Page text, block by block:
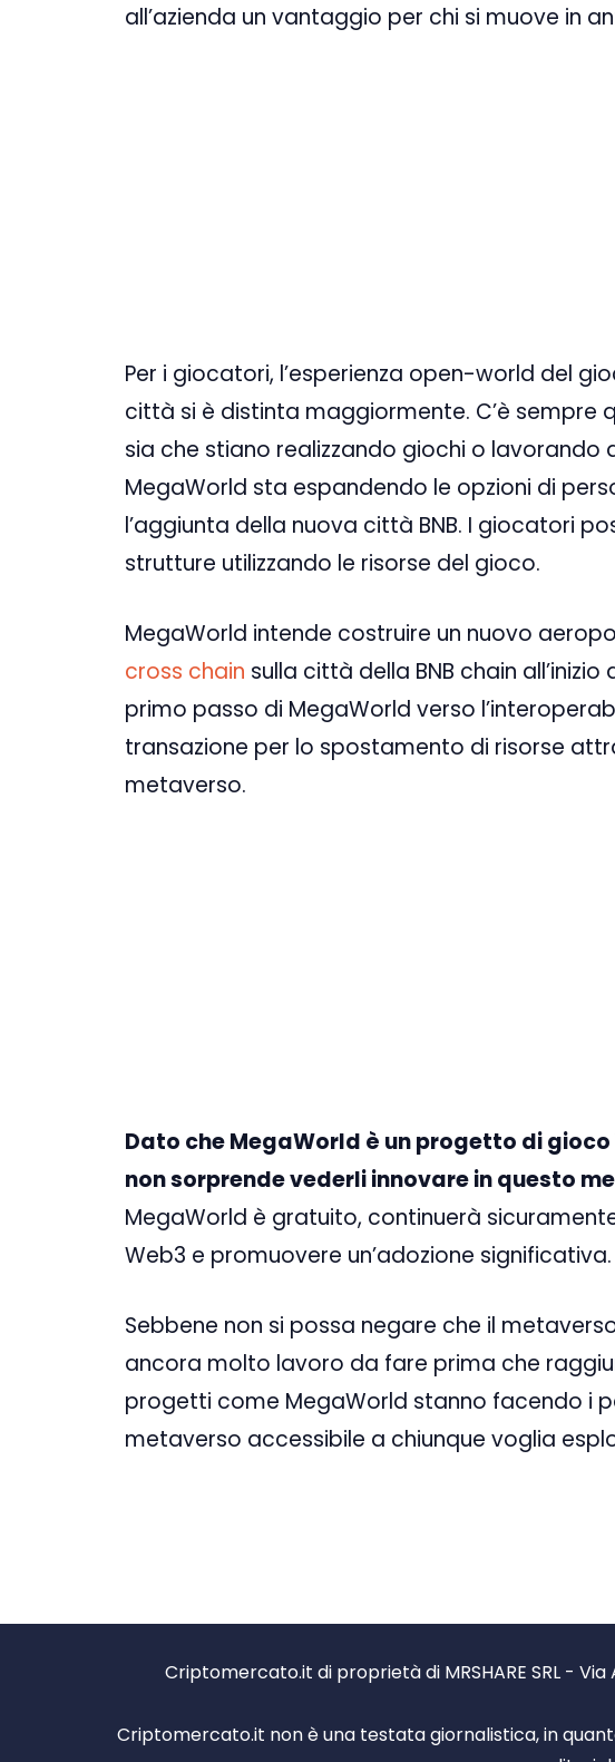
all’azienda un vantaggio per chi si muove in
Per i giocatori, l’esperienza open-world del
città si è distinta maggiormente. C’è sempre
sia che stiano realizzando giochi o
MegaWorld sta espandendo le opzioni di
l’aggiunta della nuova città BNB. I giocatori
strutture utilizzando le risorse del gioco.
MegaWorld intende costruire un nuovo
cross chain sulla città della BNB chain
primo passo di MegaWorld verso
transazione per lo spostamento di risorse
metaverso.
Dato che MegaWorld è un progetto di
non sorprende vederli innovare in questo
MegaWorld è gratuito, continuerà
Web3 e promuovere un’adozione significativa.
Sebbene non si possa negare che il
ancora molto lavoro da fare prima che
progetti come MegaWorld stanno facendo i
metaverso accessibile a chiunque voglia
Criptomercato.it di proprietà di MRSHARE SRL -
Criptomercato.it non è una testata giornalistica, in